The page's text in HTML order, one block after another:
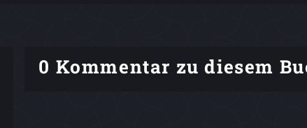
0 Kommentar zu diesem